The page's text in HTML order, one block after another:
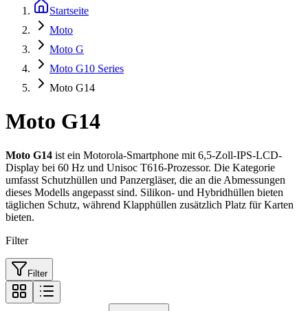
Startseite
Moto
Moto G
Moto G10 Series
Moto G14
Moto G14
Moto G14 ist ein Motorola-Smartphone mit 6,5-Zoll-IPS-LCD-
Display bei 60 Hz und Unisoc T616-Prozessor. Die Kategorie
umfasst Schutzhüllen und Panzergläser, die an die Abmessungen
dieses Modells angepasst sind. Silikon- und Hybridhüllen bieten
täglichen Schutz, während Klapphüllen zusätzlich Platz für Karten
bieten.
Filter
Filter